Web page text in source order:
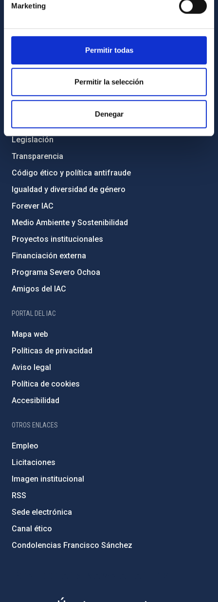
Marketing
Permitir todas
Permitir la selección
Denegar
INFORMACIÓN GENERAL
Contacto
Registro general
Legislación
Transparencia
Código ético y política antifraude
Igualdad y diversidad de género
Forever IAC
Medio Ambiente y Sostenibilidad
Proyectos institucionales
Financiación externa
Programa Severo Ochoa
Amigos del IAC
PORTAL DEL IAC
Mapa web
Políticas de privacidad
Aviso legal
Política de cookies
Accesibilidad
OTROS ENLACES
Empleo
Licitaciones
Imagen institucional
RSS
Sede electrónica
Canal ético
Condolencias Francisco Sánchez